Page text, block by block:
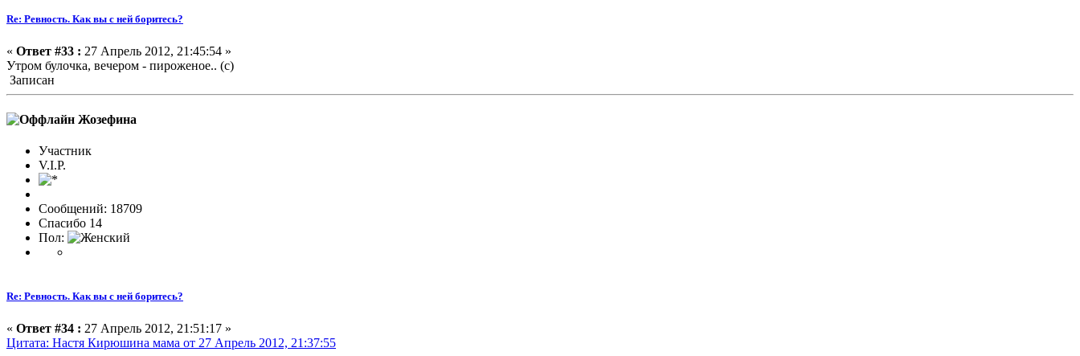
Re: Ревность. Как вы с ней боритесь?
« Ответ #33 : 27 Апрель 2012, 21:45:54 »
Утром булочка, вечером - пироженое.. (с)
Записан
Жозефина
Участник
V.I.P.
Сообщений: 18709
Спасибо 14
Пол:
Re: Ревность. Как вы с ней боритесь?
« Ответ #34 : 27 Апрель 2012, 21:51:17 »
Цитата: Настя Кирюшина мама от 27 Апрель 2012, 21:37:55